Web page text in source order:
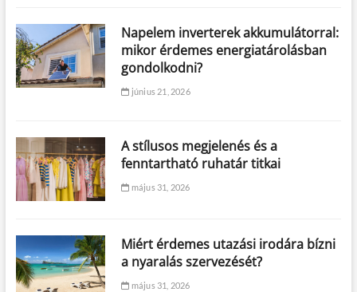
Napelem inverterek akkumulátorral:
mikor érdemes energiatárolásban
gondolkodni?
június 21, 2026
A stílusos megjelenés és a
fenntartható ruhatár titkai
május 31, 2026
Miért érdemes utazási irodára bízni
a nyaralás szervezését?
május 31, 2026